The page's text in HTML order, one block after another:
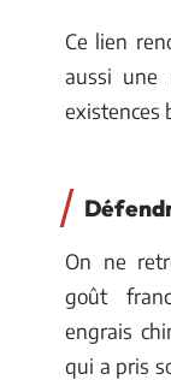
Ce lien
aussi une
existences
On ne
goût
engrais
qui a pris